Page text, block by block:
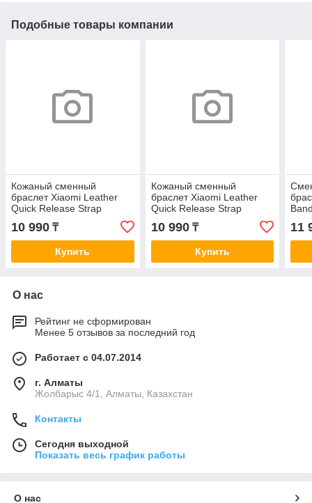
Подобные товары компании
Кожаный сменный
браслет Xiaomi Leather
Quick Release Strap
10 990 ₸
Купить
Кожаный сменный
браслет Xiaomi Leather
Quick Release Strap
10 990₸
Купить
11
О нас
Рейтинг не сформирован
Менее 5 отзывов за последний год
Работает с 04.07.2014
г. Алматы
Жолбарыс 4/1, Алматы, Казахстан
Контакты
Сегодня выходной
Показать весь график работы
О нас